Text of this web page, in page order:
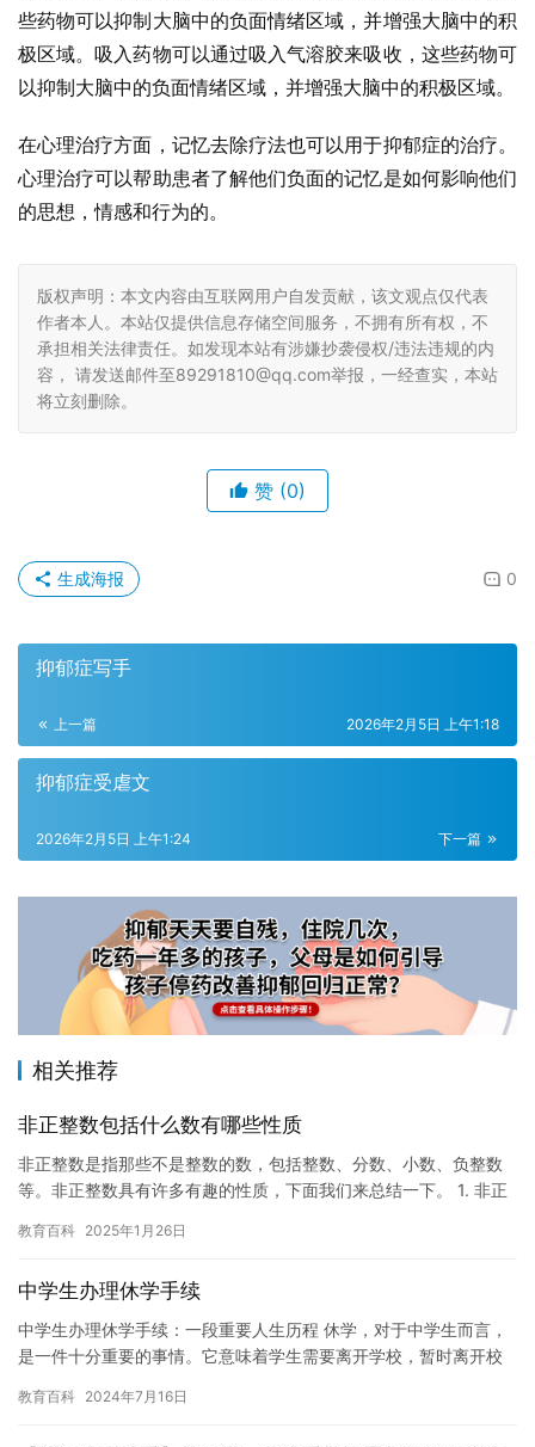
些药物可以抑制大脑中的负面情绪区域，并增强大脑中的积
极区域。吸入药物可以通过吸入气溶胶来吸收，这些药物可
以抑制大脑中的负面情绪区域，并增强大脑中的积极区域。
在心理治疗方面，记忆去除疗法也可以用于抑郁症的治疗。
心理治疗可以帮助患者了解他们负面的记忆是如何影响他们
的思想，情感和行为的。
版权声明：本文内容由互联网用户自发贡献，该文观点仅代表
作者本人。本站仅提供信息存储空间服务，不拥有所有权，不
承担相关法律责任。如发现本站有涉嫌抄袭侵权/违法违规的内
容， 请发送邮件至89291810@qq.com举报，一经查实，本站
将立刻删除。
赞 (0)
0
生成海报
抑郁症写手
上一篇 2026年2月5日 上午1:18
抑郁症受虐文
下一篇
2026年2月5日 上午1:24
相关推荐
非正整数包括什么数有哪些性质
非正整数是指那些不是整数的数，包括整数、分数、小数、负整数
等。非正整数具有许多有趣的性质，下面我们来总结一下。 1. 非正
教育百科 2025年1月26日
中学生办理休学手续
中学生办理休学手续：一段重要人生历程 休学，对于中学生而言，
是一件十分重要的事情。它意味着学生需要离开学校，暂时离开校
需要…
教育百科 2024年7月16日